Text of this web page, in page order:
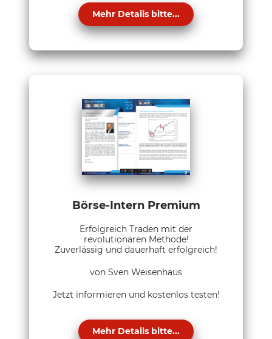
Mehr Details bitte...
Börse-Intern Premium
Erfolgreich Traden mit der
revolutionären Methode!
Zuverlässig und dauerhaft erfolgreich!
von Sven Weisenhaus
Jetzt informieren und kostenlos testen!
Mehr Details bitte...